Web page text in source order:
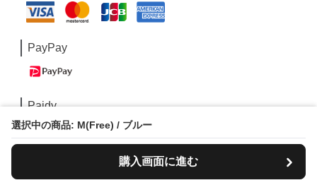
選択中の商品: M(Free) / ブルー
購入画面に進む
PayPay
Paidy
コンビニ/銀行振込